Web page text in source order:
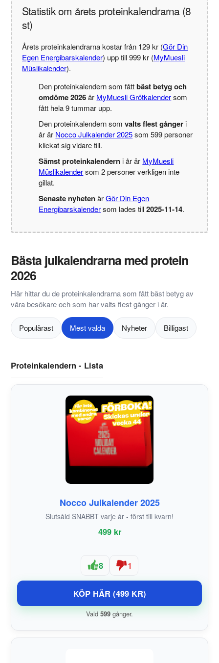
Statistik om årets proteinkalendrarna (8
st)
Årets proteinkalendrarna kostar från 129 kr (Gör Din
Egen Energibarskalender) upp till 999 kr (MyMuesli
Müslikalender).
Den proteinkalendern som fåttbäst betyg och
omdöme 2026är MyMuesli Grötkalendersom
fått hela 9 tummar upp.
Den proteinkalendern somvalts flest gångeri
år är Nocco Julkalender 2025som 599 personer
klickat sig vidare till.
Sämst proteinkalenderni år är MyMuesli
Müslikalendersom 2 personer verkligen inte
gillat.
Senaste nyhetenärGör Din Egen
Energibarskalendersom lades till2025-11-14.
Bästa julkalendrarna med protein
2026
Här hittar du de proteinkalendrarna som fått bäst betyg av
våra besökare och som har valts flest gånger i år.
Populärast Mest valda Nyheter Billigast
Proteinkalendern - Lista
Nocco Julkalender 2025
Slutsåld SNABBT varje år - först till kvarn!
499 kr
8 1
KÖP HÄR (499 KR)
Vald 599 gånger.